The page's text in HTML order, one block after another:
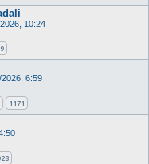
10:24
6:59
1171